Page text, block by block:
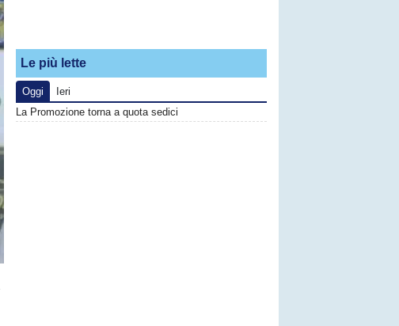
Le più lette
Oggi
Ieri
La Promozione torna a quota sedici